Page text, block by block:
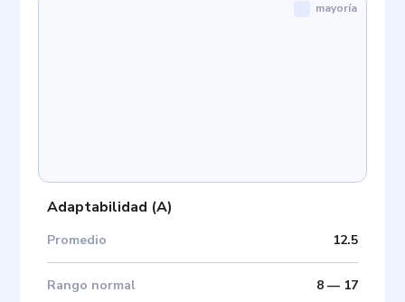
Adaptabilidad (A)
Promedio 12.5
Rango normal 8— 17
mayoría